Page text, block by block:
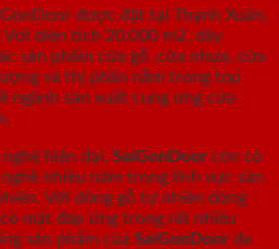
được đặt tại Thạnh Xuân,
diện tích 20.000 m2, dây
sản phẩm cửa gỗ ,cửa nhựa, cửa
và thị phần nằm trong top
ngành sản xuất cung ứng cửa
hiện đại, SaiGonDoor còn có
nhiều năm trong lĩnh vực sản
Với dòng gỗ tự nhiên dòng
mặt đáp ứng trong rất nhiều
sản phẩm của SaiGonDoor đa